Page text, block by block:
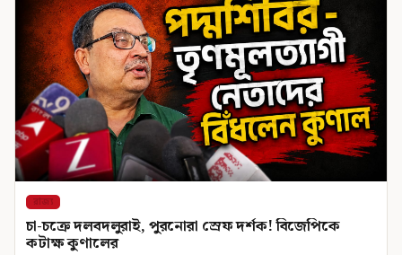
রাজ্য
চা-চক্রে দলবদলুরাই, পুরনোরা স্রেফ দর্শক! বিজেপিকে
কটাক্ষ কুণালের